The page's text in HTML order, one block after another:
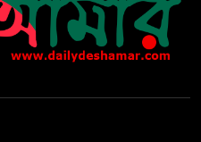
আগেই ফিরতে মরিয়া
শক্তি’